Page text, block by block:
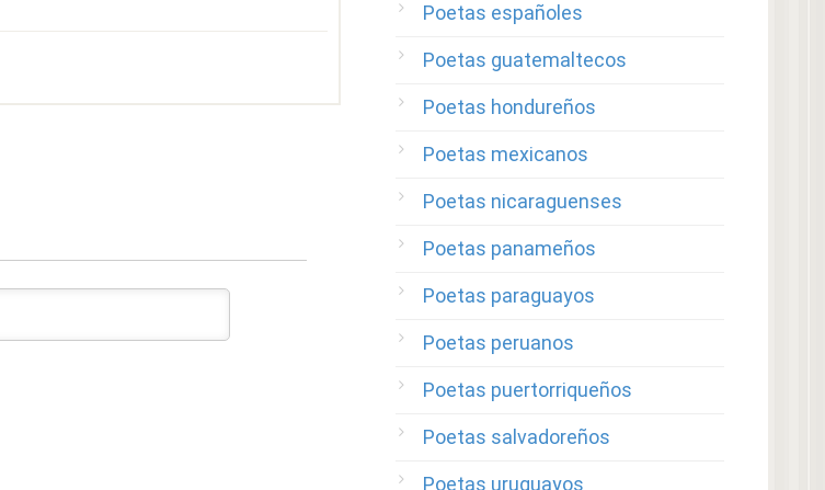
Poetas españoles
Poetas guatemaltecos
Poetas hondureños
Poetas mexicanos
Poetas nicaraguenses
Poetas panameños
Poetas paraguayos
Poetas peruanos
Poetas puertorriqueños
Poetas salvadoreños
Poetas uruguayos